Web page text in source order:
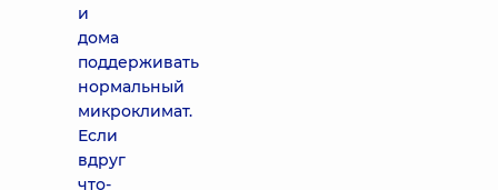
и
дома
поддерживать
нормальный
микроклимат.
Если
вдруг
что-